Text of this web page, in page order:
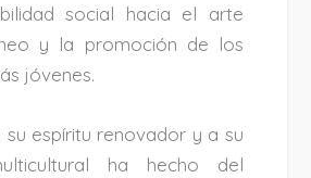
social hacia el arte
y la promoción de los
jóvenes.
su espíritu renovador y a su
ha hecho del